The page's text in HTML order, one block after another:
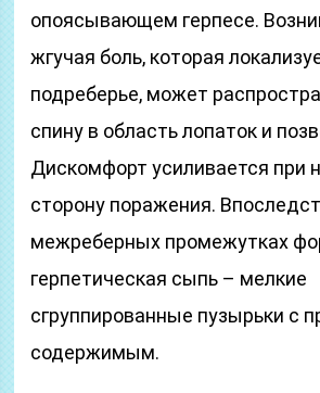
опоясывающем герпесе.
жгучая боль, которая
подреберье, может
спину в область лопаток и
Дискомфорт усиливается при
сторону поражения.
межреберных промежутках
герпетическая сыпь – мелкие
сгруппированные пузырьки с
содержимым.